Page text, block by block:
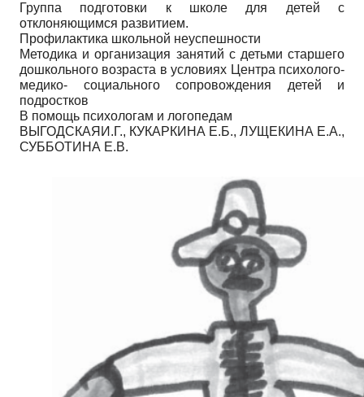
Группа подготовки к школе для детей с
отклоняющимся развитием.
Профилактика школьной неуспешности
Методика и организация занятий с детьми старшего
дошкольного возраста в условиях Центра психолого-
медико- социального сопровождения детей и
подростков
В помощь психологам и логопедам
ВЫГОДСКАЯИ.Г., КУКАРКИНА Е.Б., ЛУЩЕКИНА Е.А.,
СУББОТИНА Е.В.